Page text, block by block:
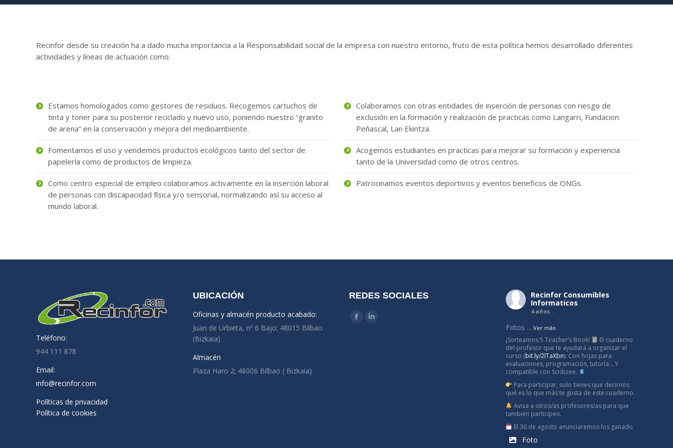
Recinfor desde su creación ha a dado mucha importancia a la Responsabilidad social de la empresa con nuestro entorno, fruto de esta política hemos desarrollado diferentes
actividades y líneas de actuación como:
Estamos homologados como gestores de residuos. Recogemos cartuchos de
tinta y toner para su posterior reciclado y nuevo uso, poniendo nuestro “granito
de arena” en la conservación y mejora del medioambiente.
Fomentamos el uso y vendemos productos ecológicos tanto del sector de
papelería como de productos de limpieza.
Como centro especial de empleo colaboramos activamente en la inserción laboral
de personas con discapacidad física y/o sensorial, normalizando así su acceso al
mundo laboral.
Colaboramos con otras entidades de inserción de personas con riesgo de
exclusión en la formación y realización de practicas como Langarri, Fundacion
Peñascal, Lan Ekintza.
Acogemos estudiantes en practicas para mejorar su formación y experiencia
tanto de la Universidad como de otros centros.
Patrocinamos eventos deportivos y eventos beneficos de ONGs.
Teléfono:
944 111 878
Email:
info@recinfor.com
Políticas de privacidad
Política de cookies
UBICACIÓN
Oficinas y almacén producto acabado:
Juan de Urbieta, nº 6 Bajo; 48015 Bilbao
(Bizkaia)
Almacén
Plaza Haro 2; 48006 Bilbao ( Bizkaia)
REDES SOCIALES
Encuéntranos en:
Facebook
Linkedin
Recinfor Consumibles
Informaticos
4 años .
Fotos
¡Sorteamos 5 Teacher’s Book!
El cuaderno
del profesor que te ayudará a organizar el
curso (bit.ly/2lTaXbn). Con hojas para
evaluaciones, programación, tutoría... Y
compatible con Scribzee.
Para participar, solo tienes que decirnos
qué es lo que más te gusta de este cuaderno.
Avisa a otros/as profesores/as para que
también participen.
El 30 de agosto anunciaremos los ganado
... Ver más
Foto